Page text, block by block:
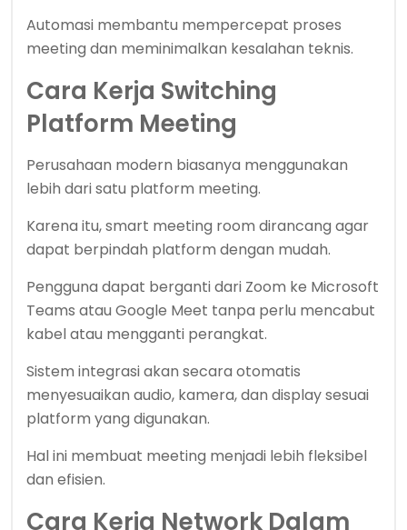
Automasi membantu mempercepat proses
meeting dan meminimalkan kesalahan teknis.
Cara Kerja Switching
Platform Meeting
Perusahaan modern biasanya menggunakan
lebih dari satu platform meeting.
Karena itu, smart meeting room dirancang agar
dapat berpindah platform dengan mudah.
Pengguna dapat berganti dari Zoom ke Microsoft
Teams atau Google Meet tanpa perlu mencabut
kabel atau mengganti perangkat.
Sistem integrasi akan secara otomatis
menyesuaikan audio, kamera, dan display sesuai
platform yang digunakan.
Hal ini membuat meeting menjadi lebih fleksibel
dan efisien.
Cara Kerja Network Dalam